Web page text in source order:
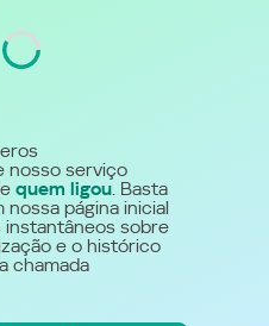
nosso serviço
quem ligou. Basta
página inicial
sobre
e o histórico
chamada